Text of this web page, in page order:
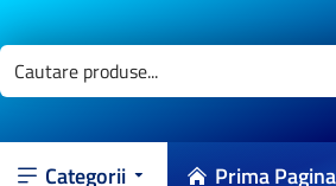
Categorii Prima Pagina